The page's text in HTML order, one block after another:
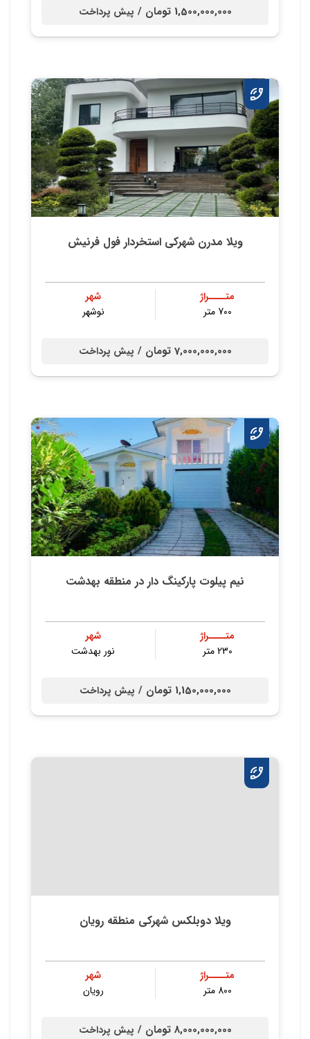
1,500,000,000 تومان / پیش پرداخت
ویلا مدرن شهرکی استخردار فول فرنیش
متــــراژ
700 متر
شهر
نوشهر
7,000,000,000 تومان / پیش پرداخت
نیم پیلوت پارکينگ دار در منطقه بهدشت
متــــراژ
230 متر
شهر
نور بهدشت
1,150,000,000 تومان / پیش پرداخت
ویلا دوبلکس شهركي منطقه رویان
متــــراژ
800 متر
شهر
رویان
8,000,000,000 تومان / پیش پرداخت